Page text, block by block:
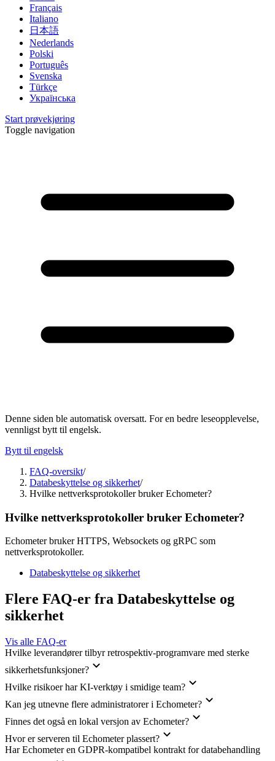
Français
Italiano
日本語
Nederlands
Polski
Português
Svenska
Türkçe
Українська
Start prøvekjøring
Toggle navigation
Denne siden ble automatisk oversatt. For en bedre leseopplevelse,
vennligst bytt til engelsk.
Bytt til engelsk
FAQ-oversikt/
Databeskyttelse og sikkerhet/
Hvilke nettverksprotokoller bruker Echometer?
Hvilke nettverksprotokoller bruker Echometer?
Echometer bruker HTTPS, Websockets og gRPC som
nettverksprotokoller.
Databeskyttelse og sikkerhet
Flere FAQ-er fra Databeskyttelse og
sikkerhet
Vis alle FAQ-er
Hvilke leverandører tilbyr retrospektiv-programvare med sterke
sikkerhetsfunksjoner?
Hvilke risikoer har KI-verktøy i smidige team?
Kan jeg utnevne flere administratorer i Echometer?
Finnes det også en lokal versjon av Echometer?
Hvor er serveren til Echometer plassert?
Har Echometer en GDPR-kompatibel kontrakt for databehandling